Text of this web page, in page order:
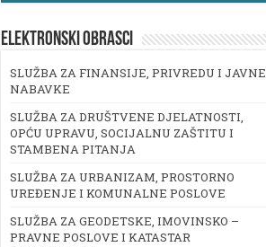
ELEKTRONSKI OBRASCI
SLUŽBA ZA FINANSIJE, PRIVREDU I JAVNE
NABAVKE
SLUŽBA ZA DRUŠTVENE DJELATNOSTI,
OPĆU UPRAVU, SOCIJALNU ZAŠTITU I
STAMBENA PITANJA
SLUŽBA ZA URBANIZAM, PROSTORNO
UREĐENJE I KOMUNALNE POSLOVE
SLUŽBA ZA GEODETSKE, IMOVINSKO –
PRAVNE POSLOVE I KATASTAR